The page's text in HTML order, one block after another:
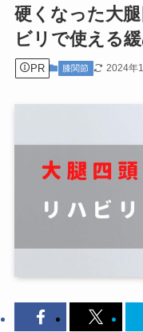
硬くなった大
ビリで使える
PR 膝関節 2024年